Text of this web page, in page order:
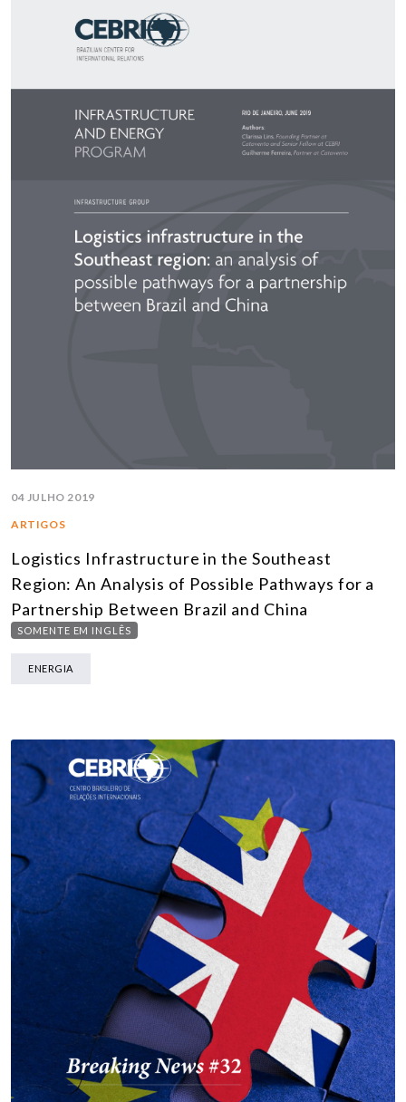
04 JULHO 2019
ARTIGOS
Logistics Infrastructure in the Southeast
Region: An Analysis of Possible Pathways for a
Partnership Between Brazil and China
SOMENTE EM INGLÊS
ENERGIA